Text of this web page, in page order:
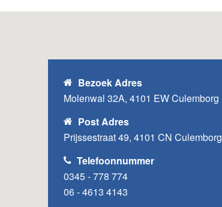
Bezoek Adres
Molenwal 32A, 4101 EW Culemborg
Post Adres
Prijssestraat 49, 4101 CN Culemborg
Telefoonnummer
0345 - 778 774
06 - 4613 4143